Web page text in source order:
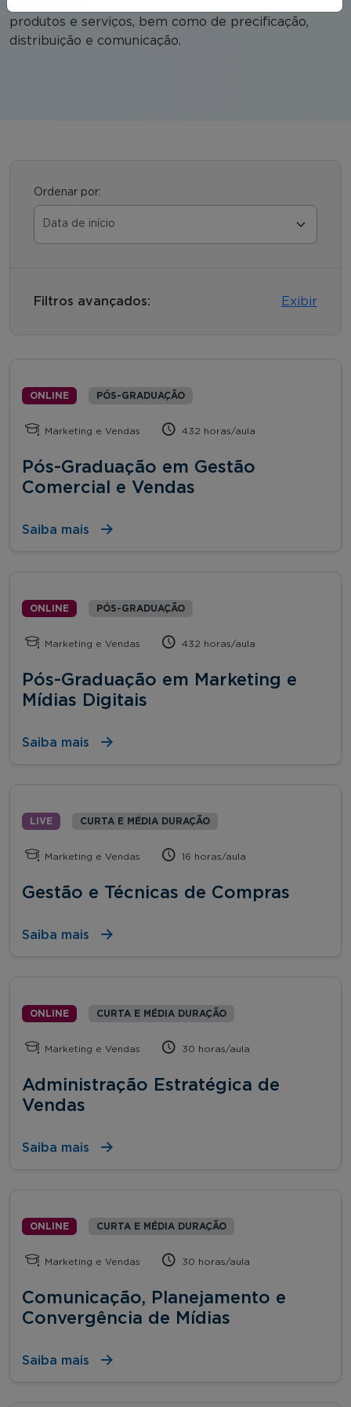
produtos e serviços, bem como de precificação,
distribuição e comunicação.
Ordenar por:
Filtros avançados: Exibir
ONLINE PÓS-GRADUAÇÃO
Marketing e Vendas 432 horas/aula
Pós-Graduação em Gestão
Comercial e Vendas
Saiba mais
ONLINE PÓS-GRADUAÇÃO
Marketing e Vendas 432 horas/aula
Pós-Graduação em Marketing e
Mídias Digitais
Saiba mais
LIVE CURTA E MÉDIA DURAÇÃO
Marketing e Vendas 16 horas/aula
Gestão e Técnicas de Compras
Saiba mais
ONLINE CURTA E MÉDIA DURAÇÃO
Marketing e Vendas 30 horas/aula
Administração Estratégica de
Vendas
Saiba mais
ONLINE CURTA E MÉDIA DURAÇÃO
Marketing e Vendas 30 horas/aula
Comunicação, Planejamento e
Convergência de Mídias
Saiba mais